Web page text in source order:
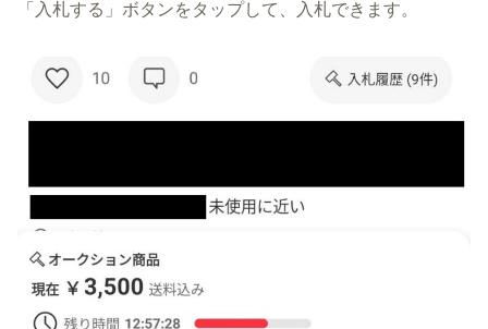
「入札する」ボタンをタップして、入札できます。